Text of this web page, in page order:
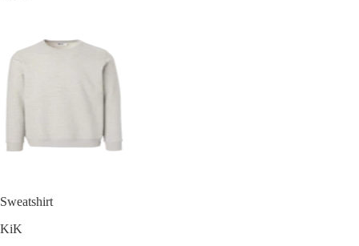
Sweatshirt
KiK